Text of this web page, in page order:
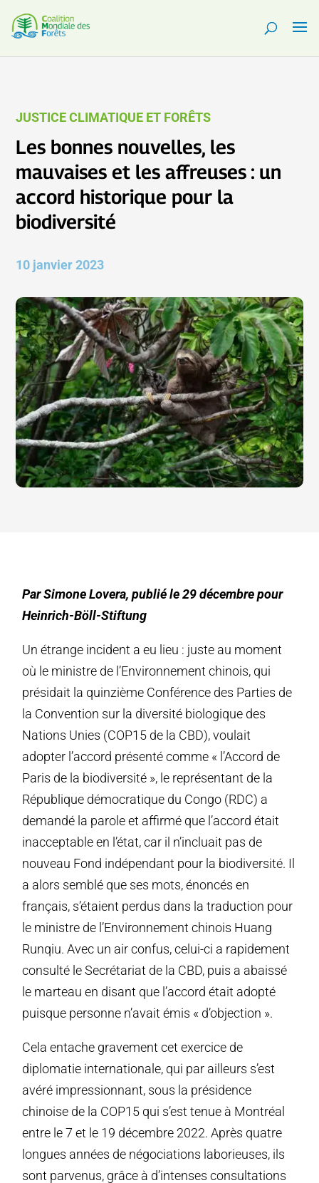
JUSTICE CLIMATIQUE ET FORÊTS
Les bonnes nouvelles, les
mauvaises et les affreuses : un
accord historique pour la
biodiversité
10 janvier 2023
Par Simone Lovera, publié le 29 décembre pour
Heinrich-Böll-Stiftung
Un étrange incident a eu lieu : juste au moment
où le ministre de l’Environnement chinois, qui
présidait la quinzième Conférence des Parties de
la Convention sur la diversité biologique des
Nations Unies (COP15 de la CBD), voulait
adopter l’accord présenté comme « l’Accord de
Paris de la biodiversité », le représentant de la
République démocratique du Congo (RDC) a
demandé la parole et affirmé que l’accord était
inacceptable en l’état, car il n’incluait pas de
nouveau Fond indépendant pour la biodiversité. Il
a alors semblé que ses mots, énoncés en
français, s’étaient perdus dans la traduction pour
le ministre de l’Environnement chinois Huang
Runqiu. Avec un air confus, celui-ci a rapidement
consulté le Secrétariat de la CBD, puis a abaissé
le marteau en disant que l’accord était adopté
puisque personne n’avait émis « d’objection ».
Cela entache gravement cet exercice de
diplomatie internationale, qui par ailleurs s’est
avéré impressionnant, sous la présidence
chinoise de la COP15 qui s’est tenue à Montréal
entre le 7 et le 19 décembre 2022. Après quatre
longues années de négociations laborieuses, ils
sont parvenus, grâce à d’intenses consultations